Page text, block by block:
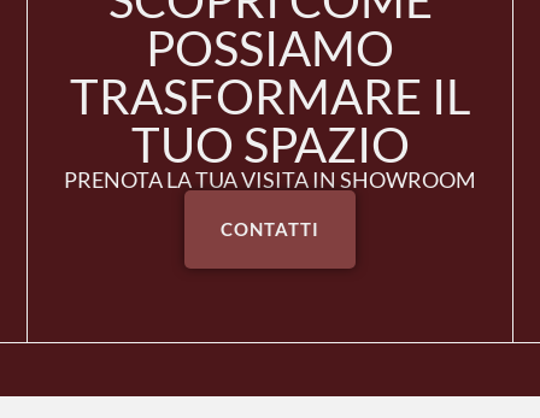
POSSIAMO
TRASFORMARE IL
TUO SPAZIO
PRENOTA LA TUA VISITA IN SHOWROOM
CONTATTI